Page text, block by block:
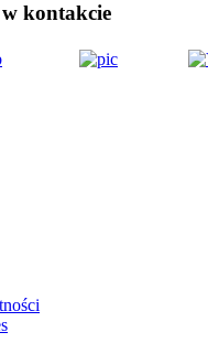
kontakcie